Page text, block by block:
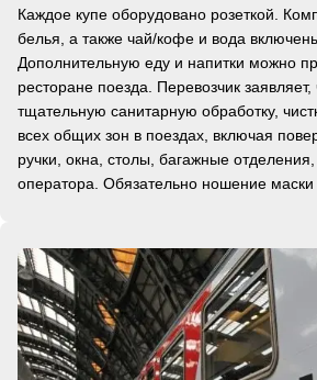
Каждое купе оборудовано розеткой.
белья, а также чай/кофе и вода
Дополнительную еду и напитки можно
ресторане поезда. Перевозчик заявляет,
тщательную санитарную обработку,
всех общих зон в поездах, включая
ручки, окна, столы, багажные
оператора. Обязательно ношение маски